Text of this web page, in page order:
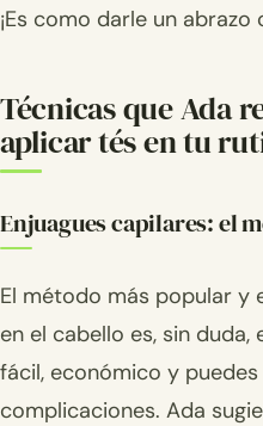
¡Es como darle un
Técnicas que Ada
aplicar tés en tu
Enjuagues capilares: el
El método más popular y
en el cabello es, sin duda,
fácil, económico y
complicaciones. Ada